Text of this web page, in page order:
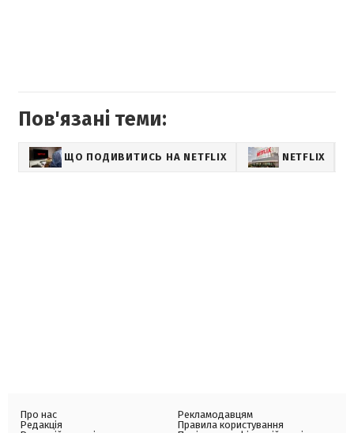
Пов'язані теми:
ЩО ПОДИВИТИСЬ НА NETFLIX NETFLIX
Про нас
Редакція
Рекламодавцям
Правила користування